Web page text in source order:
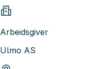
Arbeidsgiver
Ulmo AS